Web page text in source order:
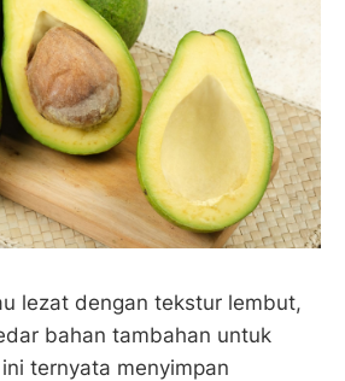
lezat dengan tekstur lembut,
bahan tambahan untuk
ternyata menyimpan